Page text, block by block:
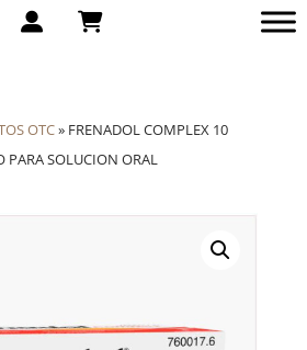
OTC» FRENADOL COMPLEX 10
PARA SOLUCION ORAL